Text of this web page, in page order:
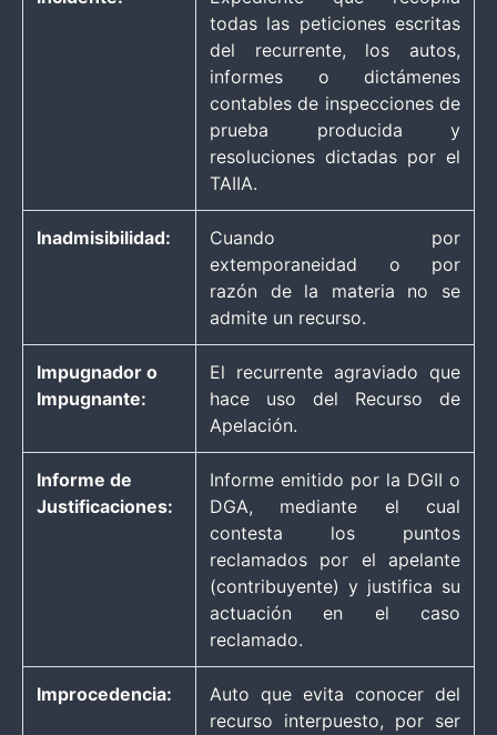
todas las peticiones escritas
del recurrente, los autos,
informes o dictámenes
contables de inspecciones de
prueba producida y
resoluciones dictadas por el
TAIIA.
Inadmisibilidad:
Cuando por
extemporaneidad o por
razón de la materia no se
admite un recurso.
Impugnador o
Impugnante:
El recurrente agraviado que
hace uso del Recurso de
Apelación.
Informe de
Justificaciones:
Informe emitido por la DGII o
DGA, mediante el cual
contesta los puntos
reclamados por el apelante
(contribuyente) y justifica su
actuación en el caso
reclamado.
Improcedencia:
Auto que evita conocer del
recurso interpuesto, por ser